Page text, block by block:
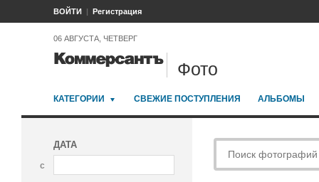
ВОЙТИ Регистрация
06 АВГУСТА, ЧЕТВЕРГ
Фото
КАТЕГОРИИ СВЕЖИЕ ПОСТУПЛЕНИЯ АЛЬБОМЫ
ДАТА
с